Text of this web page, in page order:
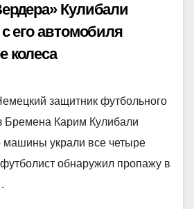
Кулибали
его автомобиля
колеса
защитник футбольного
Бремена Карим Кулибали
машины украли все четыре
обнаружил пропажу в